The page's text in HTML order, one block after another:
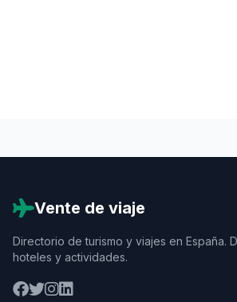
Vente de viaje
Directorio de turismo y viajes en España.
hoteles y actividades.